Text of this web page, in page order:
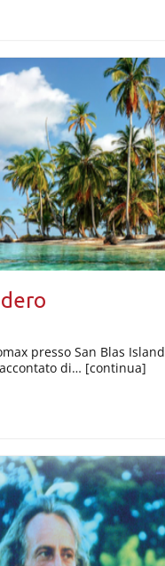
presso San Blas
di… [continua]